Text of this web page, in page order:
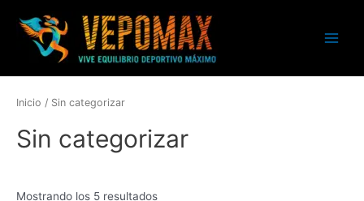
contenido
Menu
Inicio / Sin categorizar
Sin categorizar
Mostrando los 5 resultados